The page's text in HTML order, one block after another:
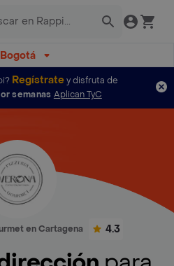
Bogotá
Regístratey disfruta de
semanas Aplican TyC
en Cartagena 4.3